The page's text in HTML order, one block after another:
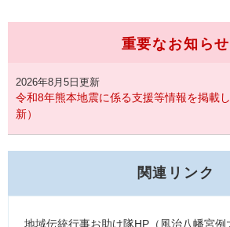
重要なお知らせ
2026年8月5日更新
令和8年熊本地震に係る支援等情報を掲載
新）
関連リンク
地域伝統行事お助け隊HP（風治八幡宮例